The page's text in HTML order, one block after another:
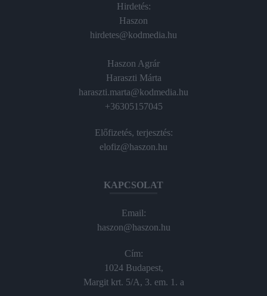
Hirdetés:
Haszon
hirdetes@kodmedia.hu
Haszon Agrár
Haraszti Márta
haraszti.marta@kodmedia.hu
+36305157045
Előfizetés, terjesztés:
elofiz@haszon.hu
KAPCSOLAT
Email:
haszon@haszon.hu
Cím:
1024 Budapest,
Margit krt. 5/A, 3. em. 1. a